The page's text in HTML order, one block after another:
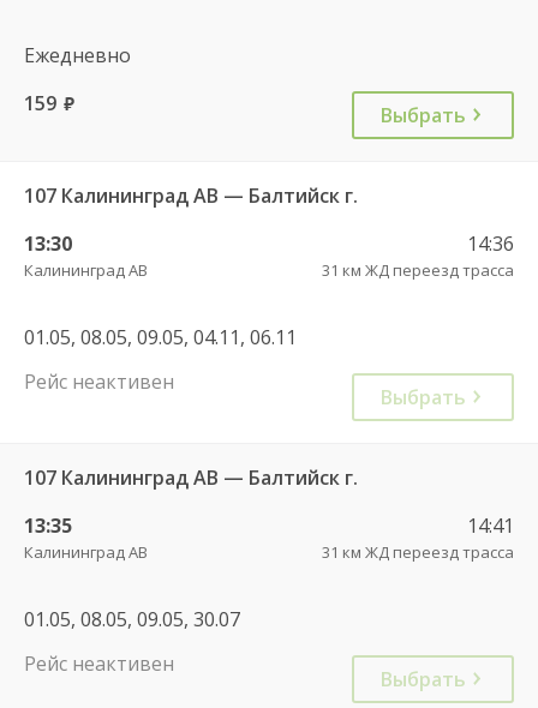
Ежедневно
159 руб. Выбрать
107 Калининград АВ — Балтийск г.
13:30
Калининград АВ
14:36
31 км ЖД переезд трасса
01.05, 08.05, 09.05, 04.11, 06.11
Рейс неактивен
Выбрать
107 Калининград АВ — Балтийск г.
13:35
Калининград АВ
14:41
31 км ЖД переезд трасса
01.05, 08.05, 09.05, 30.07
Рейс неактивен
Выбрать